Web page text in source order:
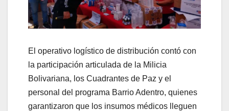
El operativo logístico de distribución contó con
la participación articulada de la Milicia
Bolivariana, los Cuadrantes de Paz y el
personal del programa Barrio Adentro, quienes
garantizaron que los insumos médicos lleguen